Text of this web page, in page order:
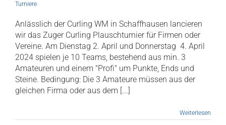
Turniere
Anlässlich der Curling WM in Schaffhausen lancieren
wir das Zuger Curling Plauschturnier für Firmen oder
Vereine. Am Dienstag 2. April und Donnerstag 4. April
2024 spielen je 10 Teams, bestehend aus min. 3
Amateuren und einem "Profi" um Punkte, Ends und
Steine. Bedingung: Die 3 Amateure müssen aus der
gleichen Firma oder aus dem [...]
Weiterlesen